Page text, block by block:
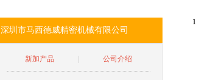
深圳市马西德威精密机械有限公司
新加产品 公司介绍
1